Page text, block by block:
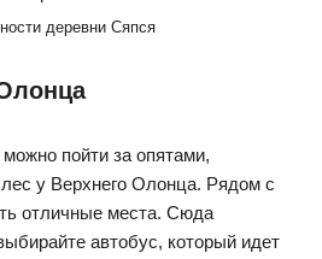
деревни Сяпся
пойти за опятами,
у Верхнего Олонца. Рядом с
отличные места. Сюда
автобус, который идет